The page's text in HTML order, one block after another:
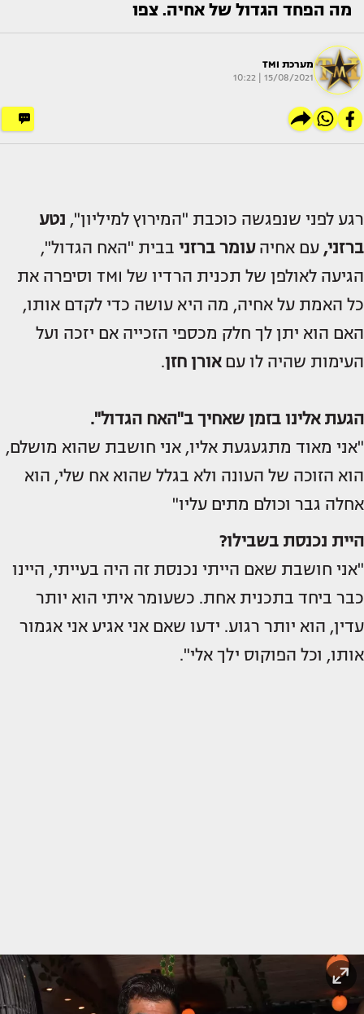
מה הפחד הגדול של אחיה. צפו
מערכת TMI
15/08/2021 | 10:22
רגע לפני שנפגשה כוכבת "המירוץ למיליון", נטע
ברזני, עם אחיה עומר ברזני בבית "האח הגדול",
הגיעה לאולפן של תכנית הרדיו של TMI וסיפרה את
כל האמת על אחיה, מה היא עושה כדי לקדם אותו,
האם הוא יתן לך חלק מכספי הזכייה אם יזכה ועל
העימות שהיה לו עםאורן חזן.
הגעת אלינו בזמן שאחיך ב"האח הגדול".
"אני מאוד מתגעגעת אליו, אני חושבת שהוא מושלם,
הוא הזוכה של העונה ולא בגלל שהוא אח שלי, הוא
אחלה גבר וכולם מתים עליו"
היית נכנסת בשבילו?
"אני חושבת שאם הייתי נכנסת זה היה בעייתי, היינו
כבר ביחד בתכנית אחת. כשעומר איתי הוא יותר
עדין, הוא יותר רגוע. ידעו שאם אני אגיע אני אגמור
אותו, וכל הפוקוס ילך אלי".